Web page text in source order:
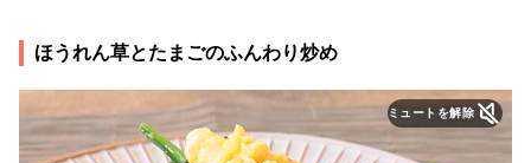
ほうれん草とたまごのふんわり炒め
ミュートを解除